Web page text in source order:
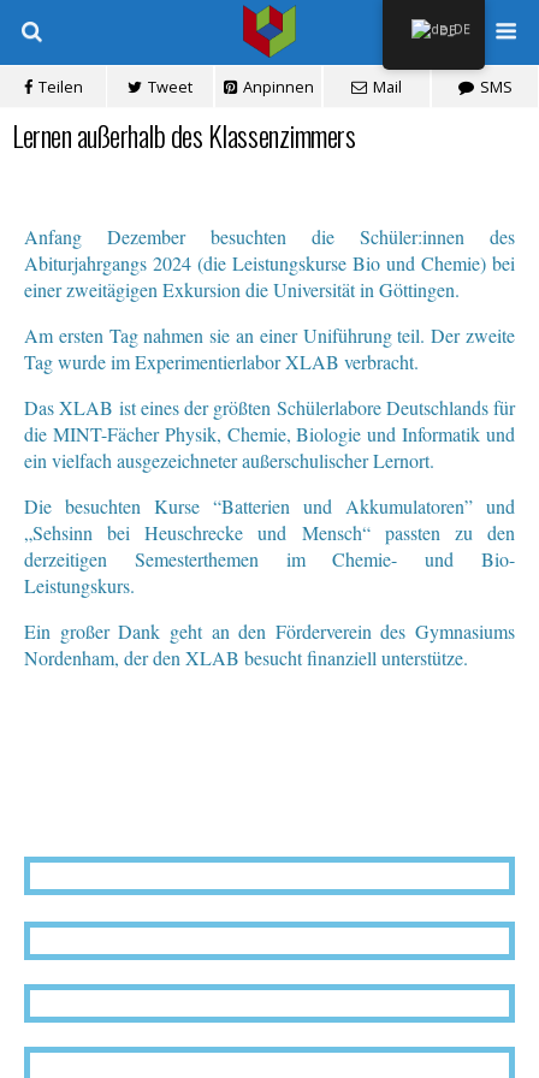
Teilen Tweet Anpinnen Mail SMS
Lernen außerhalb des Klassenzimmers
Anfang Dezember besuchten die Schüler:innen des
Abiturjahrgangs 2024 (die Leistungskurse Bio und Chemie) bei
einer zweitägigen Exkursion die Universität in Göttingen.
Am ersten Tag nahmen sie an einer Uniführung teil. Der zweite
Tag wurde im Experimentierlabor XLAB verbracht.
Das XLAB ist eines der größten Schülerlabore Deutschlands für
die MINT-Fächer Physik, Chemie, Biologie und Informatik und
ein vielfach ausgezeichneter außerschulischer Lernort.
Die besuchten Kurse “Batterien und Akkumulatoren” und
„Sehsinn bei Heuschrecke und Mensch“ passten zu den
derzeitigen Semesterthemen im Chemie- und Bio-
Leistungskurs.
Ein großer Dank geht an den Förderverein des Gymnasiums
Nordenham, der den XLAB besucht finanziell unterstütze.
DE